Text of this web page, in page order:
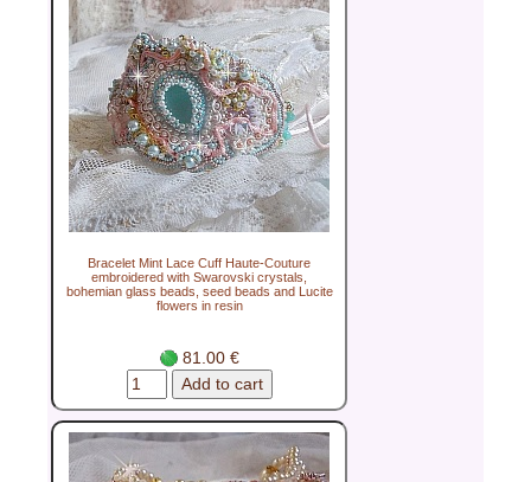
Bracelet Mint Lace Cuff Haute-Couture
embroidered with Swarovski crystals,
bohemian glass beads, seed beads and Lucite
flowers in resin
81.00 €